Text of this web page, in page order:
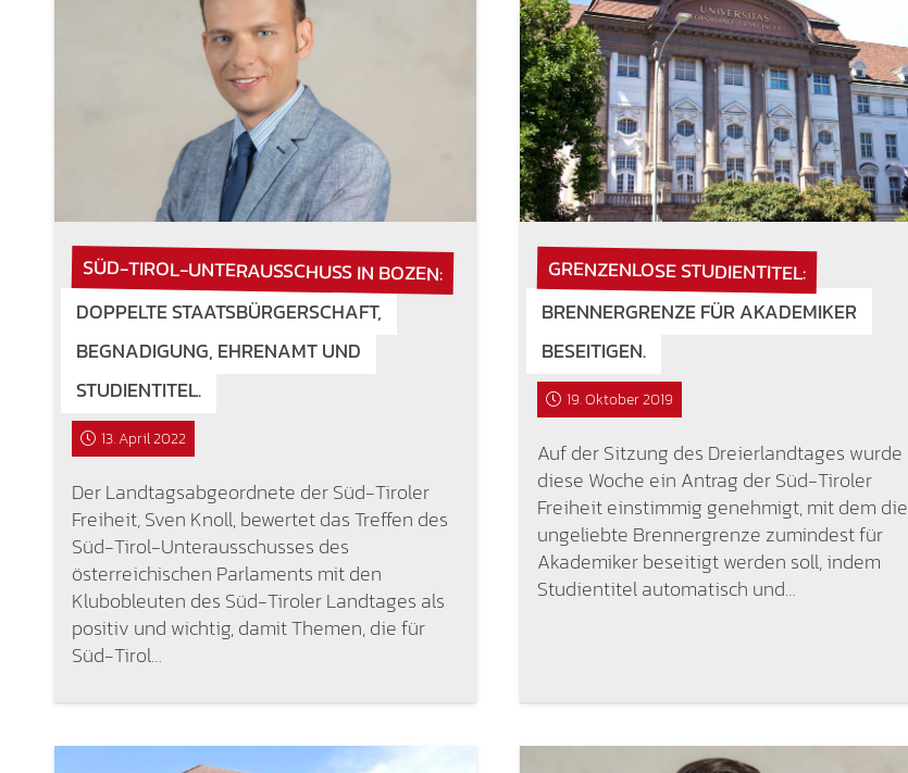
SÜD-TIROL-UNTERAUSSCHUSS IN BOZEN:
DOPPELTE STAATSBÜRGERSCHAFT,
BEGNADIGUNG, EHRENAMT UND
STUDIENTITEL.
13. April 2022
Der Landtagsabgeordnete der Süd-Tiroler
Freiheit, Sven Knoll, bewertet das Treffen des
Süd-Tirol-Unterausschusses des
österreichischen Parlaments mit den
Klubobleuten des Süd-Tiroler Landtages als
positiv und wichtig, damit Themen, die für
Süd-Tirol…
GRENZENLOSE STUDIENTITEL:
BRENNERGRENZE FÜR AKADEMIKER
BESEITIGEN.
19. Oktober 2019
Auf der Sitzung des Dreierlandtages wurde
diese Woche ein Antrag der Süd-Tiroler
Freiheit einstimmig genehmigt, mit dem die
ungeliebte Brennergrenze zumindest für
Akademiker beseitigt werden soll, indem
Studientitel automatisch und…